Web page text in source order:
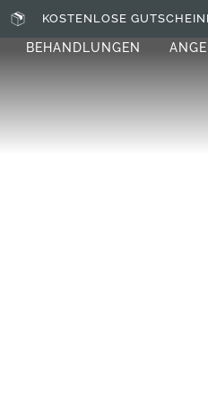
KOSTENLOSE
BEHANDLUNGEN
VINO